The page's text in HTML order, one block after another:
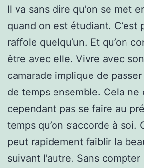
Il va sans dire qu’on se met
quand on est étudiant. C’est
raffole quelqu’un. Et qu’on
être avec elle. Vivre avec
camarade implique de
de temps ensemble. Cela ne
cependant pas se faire au
temps qu’on s’accorde à soi.
peut rapidement faiblir la
suivant l’autre. Sans compter